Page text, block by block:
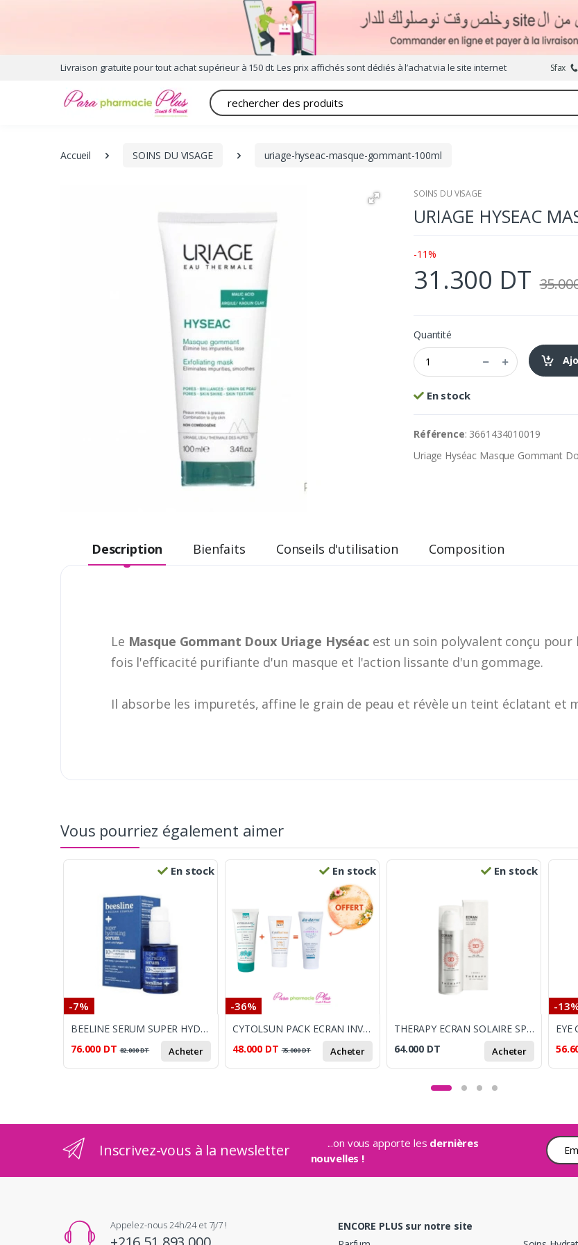
Livraison gratuite pour tout achat supérieur à 150 dt. Les prix affichés sont dédiés à l’achat via le site internet Sfax
Recherche
Accueil SOINS DU VISAGE uriage-hyseac-masque-gommant-100ml
SOINS DU VISAGE
URIAGE HYSEAC
-11%
31.300 DT
Quantité
En stock
Référence: 3661434010019
Uriage Hyséac Masque Gommant
Description Bienfaits Conseils d'utilisation Composition
Le Masque Gommant Doux Uriage Hyséacest un soin polyvalent conçu pour
fois l'efficacité purifiante d'un masque et l'action lissante d'un gommage.
Il absorbe les impuretés, affine le grain de peau et révèle un teint éclatant et
Vous pourriez également aimer
En stock
-7%
BEELINE SERUM SUPER HYDRATING 30ML
76.000 DT 82.000DT Acheter
En stock
-36%
CYTOLSUN PACK ECRAN INVISIBLE 50ML+CYTOLCLEAN GEL NETTOYANT 175ML +DA DERM VISAGE 100ML OFFERTE
48.000 DT 75.000DT Acheter
En stock
THERAPY ECRAN SOLAIRE SPF50 50ml
64.000 DT Acheter
-
Inscrivez-vous à la newsletter ...on vous apporte les dernières
nouvelles !
Appelez-nous 24h/24 et 7j/7 !
ENCORE PLUS sur notre site